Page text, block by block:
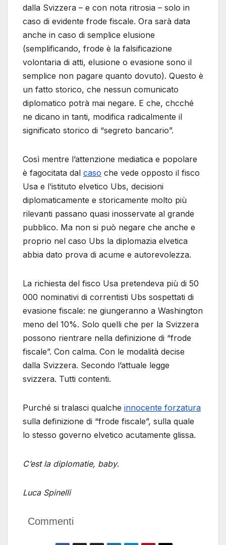
dalla Svizzera – e con nota ritrosia – solo in
caso di evidente frode fiscale. Ora sarà data
anche in caso di semplice elusione
(semplificando, frode è la falsificazione
volontaria di atti, elusione o evasione sono il
semplice non pagare quanto dovuto). Questo è
un fatto storico, che nessun comunicato
diplomatico potrà mai negare. E che, chcché
ne dicano in tanti, modifica radicalmente il
significato storico di “segreto bancario”.
Così mentre l’attenzione mediatica e popolare
è fagocitata dal caso che vede opposto il fisco
Usa e l’istituto elvetico Ubs, decisioni
diplomaticamente e storicamente molto più
rilevanti passano quasi inosservate al grande
pubblico. Ma non si può negare che anche e
proprio nel caso Ubs la diplomazia elvetica
abbia dato prova di acume e autorevolezza.
La richiesta del fisco Usa pretendeva più di 50
000 nominativi di correntisti Ubs sospettati di
evasione fiscale: ne giungeranno a Washington
meno del 10%. Solo quelli che per la Svizzera
possono rientrare nella definizione di “frode
fiscale”. Con calma. Con le modalità decise
dalla Svizzera. Secondo l’attuale legge
svizzera. Tutti contenti.
Purché si tralasci qualche innocente forzatura
sulla definizione di “frode fiscale”, sulla quale
lo stesso governo elvetico acutamente glissa.
C’est la diplomatie, baby.
Luca Spinelli
Commenti